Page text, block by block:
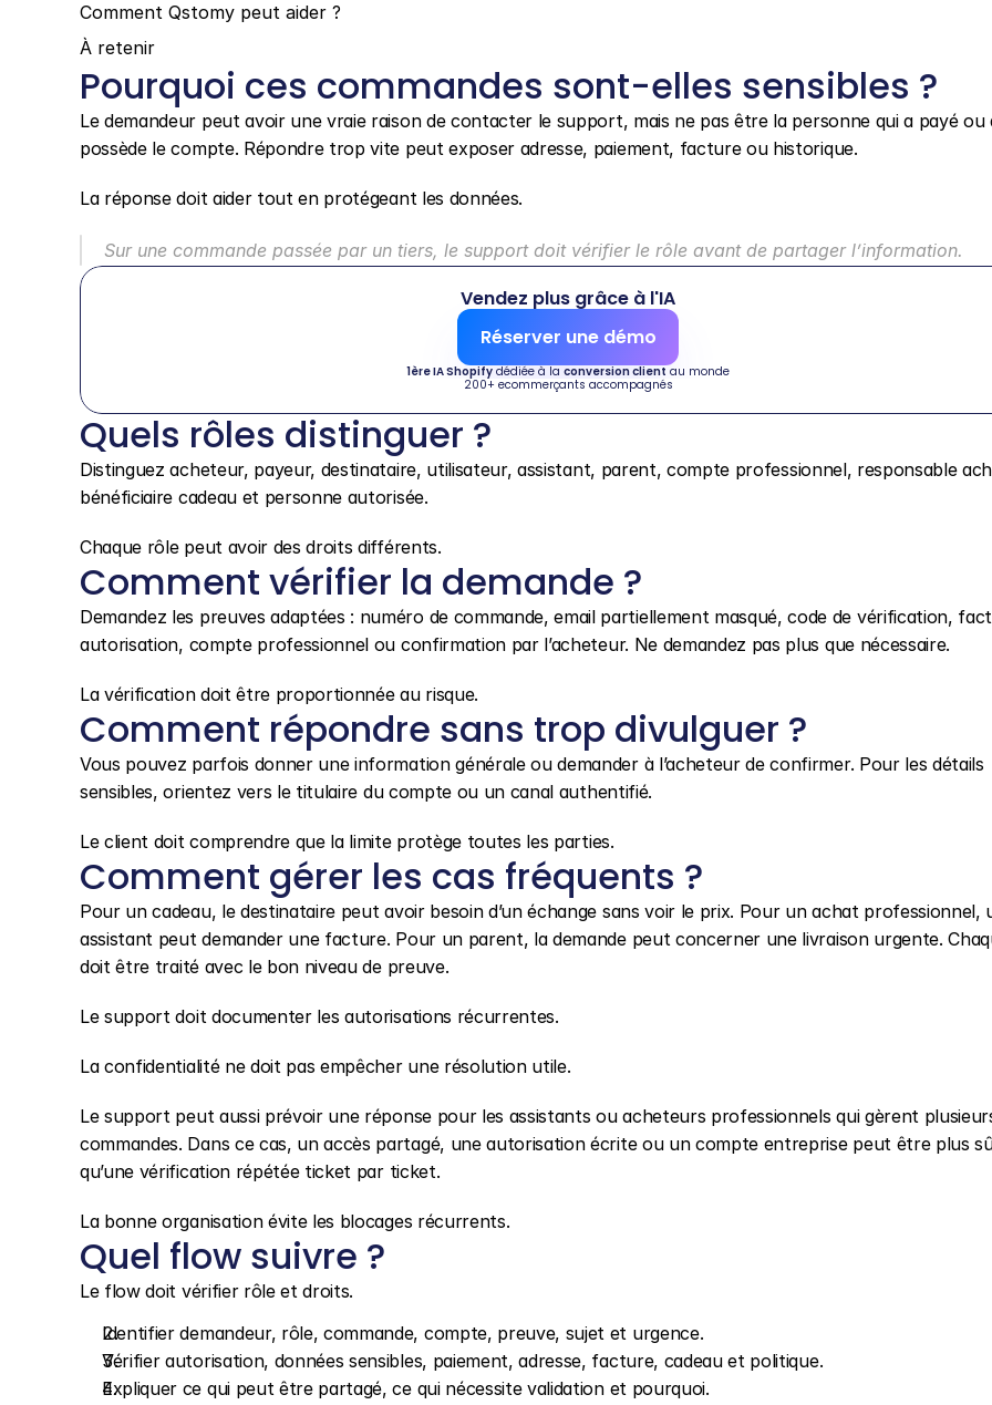
Comment Qstomy peut aider ?
À retenir
Pourquoi ces commandes sont-elles sensibles ?
Le demandeur peut avoir une vraie raison de contacter le support, mais ne pas être la personne qui a payé ou
possède le compte. Répondre trop vite peut exposer adresse, paiement, facture ou historique.
La réponse doit aider tout en protégeant les données.
Sur une commande passée par un tiers, le support doit vérifier le rôle avant de partager l’information.
Vendez plus grâce à l'IA
Réserver une démo
1ère IA Shopify dédiée à la conversion client au monde
200+ ecommerçants accompagnés
Quels rôles distinguer ?
Distinguez acheteur, payeur, destinataire, utilisateur, assistant, parent, compte professionnel, responsable
bénéficiaire cadeau et personne autorisée.
Chaque rôle peut avoir des droits différents.
Comment vérifier la demande ?
Demandez les preuves adaptées : numéro de commande, email partiellement masqué, code de vérification,
autorisation, compte professionnel ou confirmation par l’acheteur. Ne demandez pas plus que nécessaire.
La vérification doit être proportionnée au risque.
Comment répondre sans trop divulguer ?
Vous pouvez parfois donner une information générale ou demander à l’acheteur de confirmer. Pour les détails
sensibles, orientez vers le titulaire du compte ou un canal authentifié.
Le client doit comprendre que la limite protège toutes les parties.
Comment gérer les cas fréquents ?
Pour un cadeau, le destinataire peut avoir besoin d’un échange sans voir le prix. Pour un achat professionnel,
assistant peut demander une facture. Pour un parent, la demande peut concerner une livraison urgente.
doit être traité avec le bon niveau de preuve.
Le support doit documenter les autorisations récurrentes.
La confidentialité ne doit pas empêcher une résolution utile.
Le support peut aussi prévoir une réponse pour les assistants ou acheteurs professionnels qui gèrent
commandes. Dans ce cas, un accès partagé, une autorisation écrite ou un compte entreprise peut être plus
qu’une vérification répétée ticket par ticket.
La bonne organisation évite les blocages récurrents.
Quel flow suivre ?
Le flow doit vérifier rôle et droits.
Identifier demandeur, rôle, commande, compte, preuve, sujet et urgence.
Vérifier autorisation, données sensibles, paiement, adresse, facture, cadeau et politique.
Expliquer ce qui peut être partagé, ce qui nécessite validation et pourquoi.